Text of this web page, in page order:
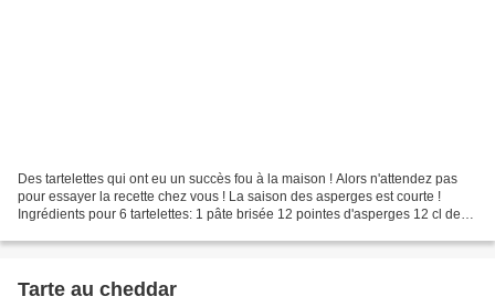
Des tartelettes qui ont eu un succès fou à la maison ! Alors n'attendez pas
pour essayer la recette chez vous ! La saison des asperges est courte !
Ingrédients pour 6 tartelettes: 1 pâte brisée 12 pointes d'asperges 12 cl de
Tarte au cheddar